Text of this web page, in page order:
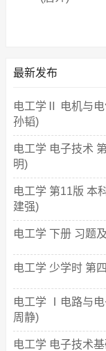
最新发布
电工学Ⅱ 电机与电
孙韬)
电工学 电子技术
明)
电工学 第11版 本
建强)
电工学 下册 习题
电工学 少学时 第
电工学 Ⅰ电路与电
周静)
电工学 电子技术